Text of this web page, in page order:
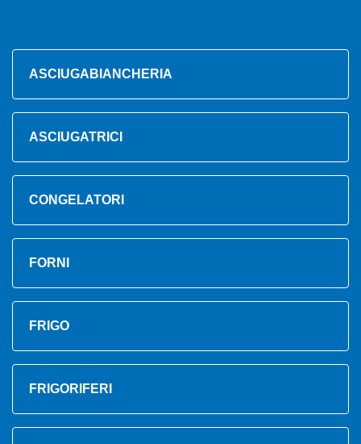
ASCIUGABIANCHERIA
ASCIUGATRICI
CONGELATORI
FORNI
FRIGO
FRIGORIFERI